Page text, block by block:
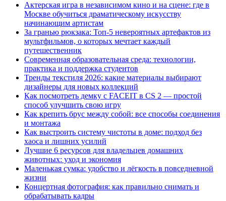
Актерская игра в независимом кино и на сцене: где в
Москве обучиться драматическому искусству
начинающим артистам
За гранью рюкзака: Топ-5 невероятных артефактов из
мультфильмов, о которых мечтает каждый
путешественник
Современная образовательная среда: технологии,
практика и поддержка студентов
Тренды текстиля 2026: какие материалы выбирают
дизайнеры для новых коллекций
Как посмотреть демку с FACEIT в CS 2 — простой
способ улучшить свою игру
Как крепить брус между собой: все способы соединения
и монтажа
Как выстроить систему чистоты в доме: подход без
хаоса и лишних усилий
Лучшие 6 ресурсов для владельцев домашних
животных: уход и экономия
Маленькая сумка: удобство и лёгкость в повседневной
жизни
Концертная фотография: как правильно снимать и
обрабатывать кадры